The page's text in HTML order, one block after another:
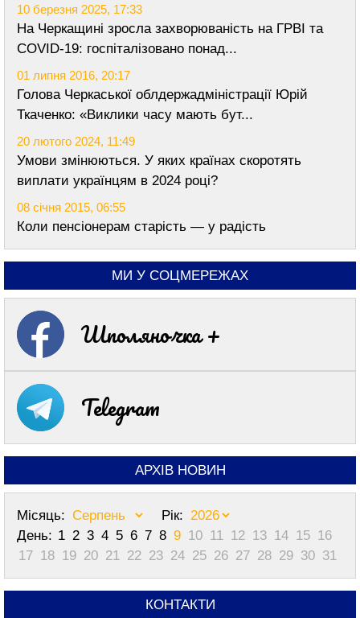
10 березня 2025, 17:33
На Черкащині зросла захворюваність на ГРВІ та
COVID-19: госпіталізовано понад...
01 липня 2016, 20:17
Голова Черкаської облдержадміністрації Юрій
Ткаченко: «Виклики часу мають бут...
20 лютого 2024, 11:49
Умови змінюються. У яких країнах скоротять
виплати українцям в 2024 році?
08 січня 2015, 06:55
Коли пенсіонерам старість — у радість
МИ У СОЦМЕРЕЖАХ
Шполяночка +
Telegram
АРХІВ НОВИН
Місяць:
Рік:
День: 1 2 3 4 5 6 7 8 9 10 11 12 13 14 15 16
17 18 19 20 21 22 23 24 25 26 27 28 29 30 31
КОНТАКТИ